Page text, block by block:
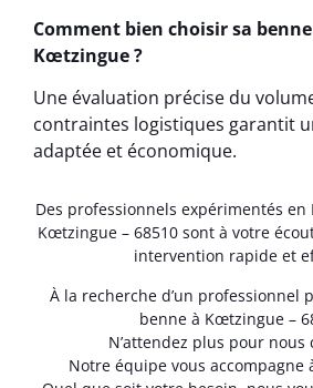
Comment bien choisir sa
Kœtzingue ?
Une évaluation précise du
contraintes logistiques garantit
adaptée et économique.
Des professionnels expérimentés en
Kœtzingue – 68510 sont à votre
intervention rapide et
À la recherche d’un professionnel
benne à Kœtzingue –
N’attendez plus pour nous
Notre équipe vous accompagne